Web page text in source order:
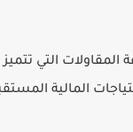
المقاولات التي
المالية